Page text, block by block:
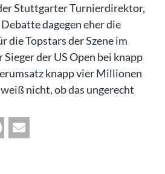
Stuttgarter Turnierdirektor,
dagegen eher die
die Topstars der Szene im
Sieger der US Open bei knapp
knapp vier Millionen
nicht, ob das ungerecht